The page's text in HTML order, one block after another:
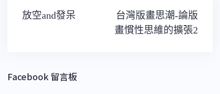
文
章
放空and發呆
台灣版畫思潮-論版
畫慣性思維的擴張2
Facebook 留言板